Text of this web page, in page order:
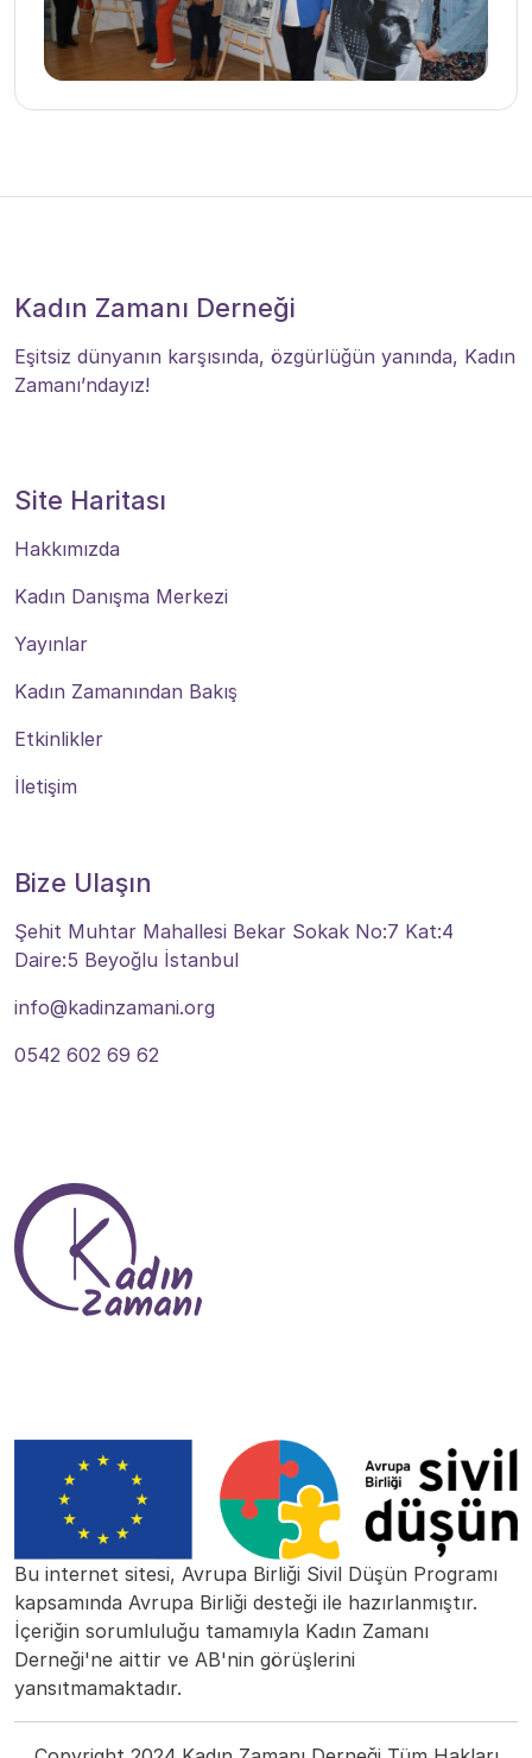
Kadın Zamanı Derneği
Eşitsiz dünyanın karşısında, özgürlüğün yanında, Kadın
Zamanı’ndayız!
Site Haritası
Hakkımızda
Kadın Danışma Merkezi
Yayınlar
Kadın Zamanından Bakış
Etkinlikler
İletişim
Bize Ulaşın
Şehit Muhtar Mahallesi Bekar Sokak No:7 Kat:4
Daire:5 Beyoğlu İstanbul
info@kadinzamani.org
0542 602 69 62
Bu internet sitesi, Avrupa Birliği Sivil Düşün Programı
kapsamında Avrupa Birliği desteği ile hazırlanmıştır.
İçeriğin sorumluluğu tamamıyla Kadın Zamanı
Derneği'ne aittir ve AB'nin görüşlerini
yansıtmamaktadır.